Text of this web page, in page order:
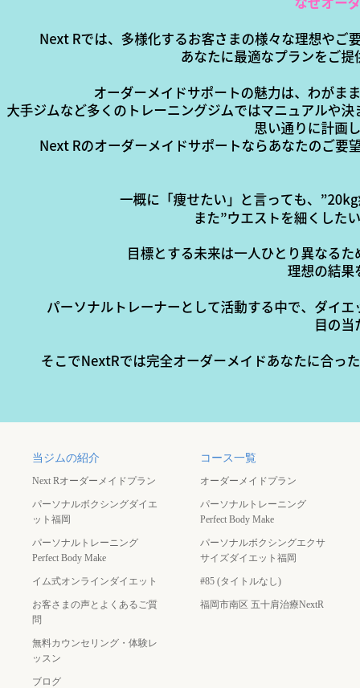
当ジムの紹介
Next Rオーダーメイドプラン
パーソナルボクシングダイエ
ット福岡
パーソナルトレーニング
Perfect Body Make
イム式オンラインダイエット
お客さまの声とよくあるご質
問
無料カウンセリング・体験レ
ッスン
ブログ
コース一覧
オーダーメイドプラン
パーソナルトレーニング
Perfect Body Make
パーソナルボクシングエクサ
サイズダイエット福岡
#85 (タイトルなし)
福岡市南区 五十肩治療NextR